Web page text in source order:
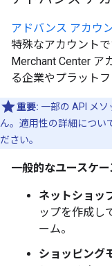
アドバンス アカウ
特殊なアカウント
Merchant Center ア
る企業やプラット
重要: 一部の API メ
ん。適用性の詳細につい
ださい。
一般的なユースケー
ネットショッ
ップを作成し
ーム。
ショッピング